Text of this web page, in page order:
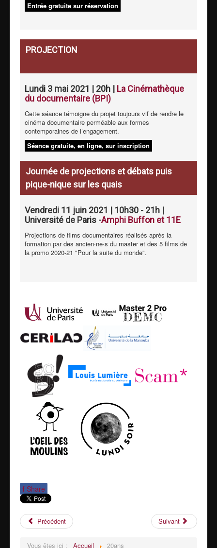
Entrée gratuite sur réservation
PROJECTION
Lundi 3 mai 2021 | 20h | La Cinémathèque
du documentaire (BPI)
Cette séance témoigne du projet toujours vif de rendre le
cinéma documentaire perméable aux formes
contemporaines de l’engagement.
Séance gratuite, en ligne, sur inscription
Journée de projections et débats puis
pique-nique sur les quais
Vendredi 11 juin 2021 | 10h30 - 21h |
Université de Paris -Amphi Buffon et 11E
Projections de films documentaires réalisés après la
formation par des ancien·ne·s du master et des 5 films de
la promo 2020-21 "Pour la suite du monde".
f Share
Précédent Suivant
Vous êtes ici : Accueil 20ans